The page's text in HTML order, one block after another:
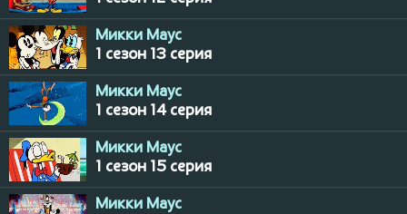
Микки Маус
1 сезон 13 серия
Микки Маус
1 сезон 14 серия
Микки Маус
1 сезон 15 серия
Микки Маус